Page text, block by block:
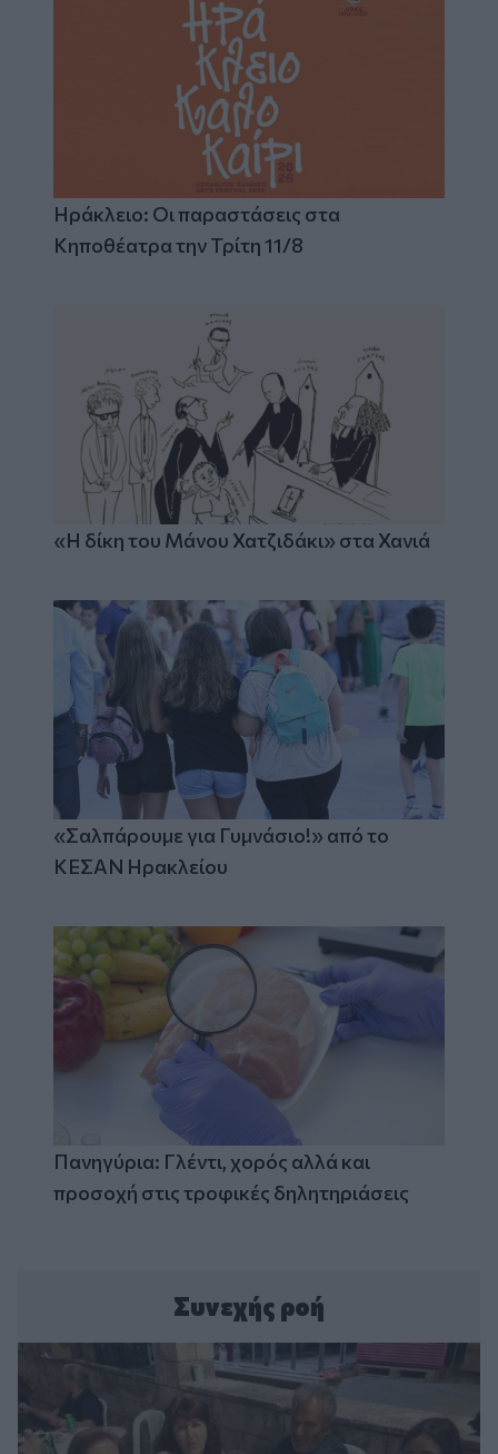
Ηράκλειο: Οι παραστάσεις στα
Κηποθέατρα την Τρίτη 11/8
«Η δίκη του Μάνου Χατζιδάκι» στα Χανιά
«Σαλπάρουμε για Γυμνάσιο!» από το
ΚΕΣΑΝ Ηρακλείου
Πανηγύρια: Γλέντι, χορός αλλά και
προσοχή στις τροφικές δηλητηριάσεις
Συνεχής ροή